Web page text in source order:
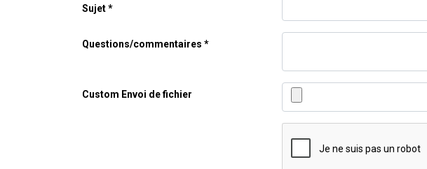
Sujet
Questions/commentaires
Custom Envoi de fichier